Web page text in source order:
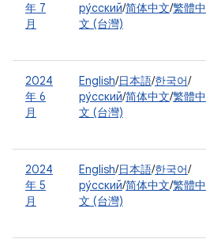
年 7
月
ру́сский/简体中文/繁體中
文 (台灣)
2024
年 6
月
English/日本語/한국어/
ру́сский/简体中文/繁體中
文 (台灣)
2024
年 5
月
English/日本語/한국어/
ру́сский/简体中文/繁體中
文 (台灣)